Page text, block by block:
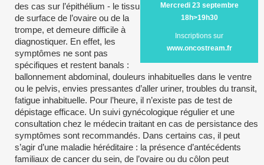
Mercredi 23 septembre
18h>19h30
Inscriptions sur
www.oncostream.fr
des cas sur l’épithélium - le tissu
de surface de l’ovaire ou de la
trompe, et demeure difficile à
diagnostiquer. En effet, les
symptômes ne sont pas
spécifiques et restent banals :
ballonnement abdominal, douleurs inhabituelles dans le ventre
ou le pelvis, envies pressantes d’aller uriner, troubles du transit,
fatigue inhabituelle. Pour l’heure, il n’existe pas de test de
dépistage efficace. Un suivi gynécologique régulier et une
consultation chez le médecin traitant en cas de persistance des
symptômes sont recommandés. Dans certains cas, il peut
s’agir d’une maladie héréditaire : la présence d’antécédents
familiaux de cancer du sein, de l’ovaire ou du côlon peut